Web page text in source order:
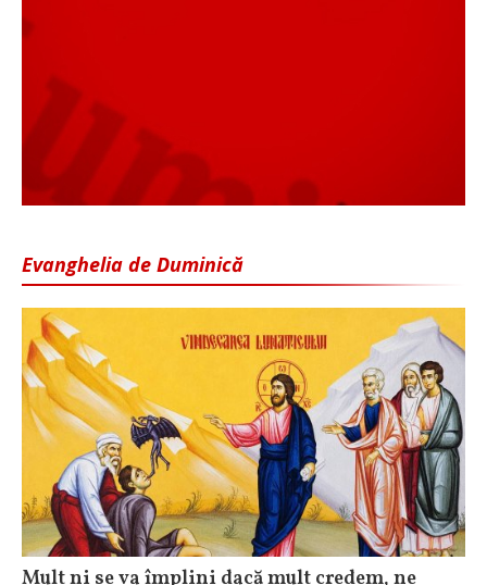
Evanghelia de Duminică
Mult ni se va împlini dacă mult credem, ne